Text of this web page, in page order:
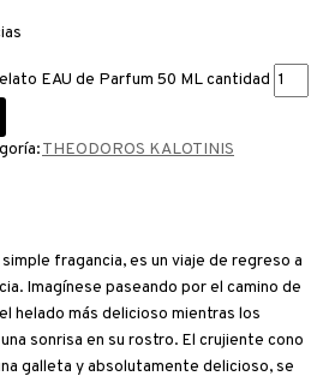
EAU de Parfum 50 ML cantidad
THEODOROS KALOTINIS
fragancia, es un viaje de regreso a
Imagínese paseando por el camino de
helado más delicioso mientras los
sonrisa en su rostro. El crujiente cono
galleta y absolutamente delicioso, se